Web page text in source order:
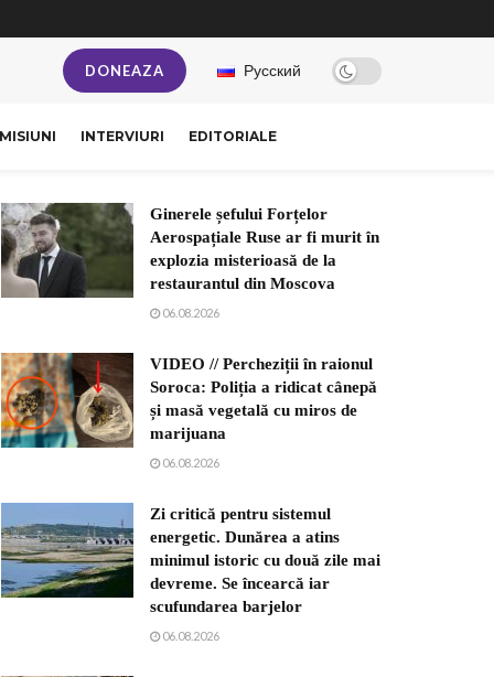
DONEAZA Русский
INTERVIURI EDITORIALE
Ginerele șefului Forțelor
Aerospațiale Ruse ar fi murit în
explozia misterioasă de la
restaurantul din Moscova
06.08.2026
VIDEO // Percheziții în raionul
Soroca: Poliția a ridicat cânepă
și masă vegetală cu miros de
marijuana
06.08.2026
Zi critică pentru sistemul
energetic. Dunărea a atins
minimul istoric cu două zile mai
devreme. Se încearcă iar
scufundarea barjelor
06.08.2026